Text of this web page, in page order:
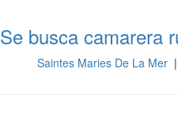
Se busca camarera
Saintes Maries De La Mer |